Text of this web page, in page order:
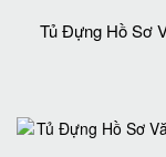
Tủ Đựng Hồ Sơ